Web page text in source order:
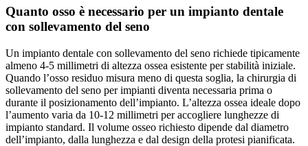
Quanto osso è necessario per un impianto dentale
con sollevamento del seno
Un impianto dentale con sollevamento del seno richiede tipicamente
almeno 4-5 millimetri di altezza ossea esistente per stabilità iniziale.
Quando l’osso residuo misura meno di questa soglia, la chirurgia di
sollevamento del seno per impianti diventa necessaria prima o
durante il posizionamento dell’impianto. L’altezza ossea ideale dopo
l’aumento varia da 10-12 millimetri per accogliere lunghezze di
impianto standard. Il volume osseo richiesto dipende dal diametro
dell’impianto, dalla lunghezza e dal design della protesi pianificata.